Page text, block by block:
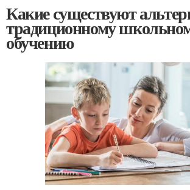
Какие существуют
традиционному
обучению